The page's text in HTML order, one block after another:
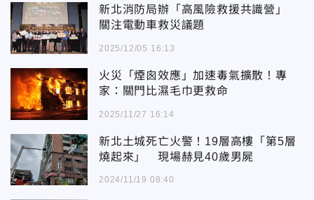
新北消防局辦「高風險救援共識營」
關注電動車救災議題
2025/12/05 16:13
火災「煙囪效應」加速毒氣擴散！專
家：關門比濕毛巾更救命
2025/11/27 16:14
新北土城死亡火警！19層高樓「第5層
燒起來」 現場赫見40歲男屍
2024/11/19 08:40